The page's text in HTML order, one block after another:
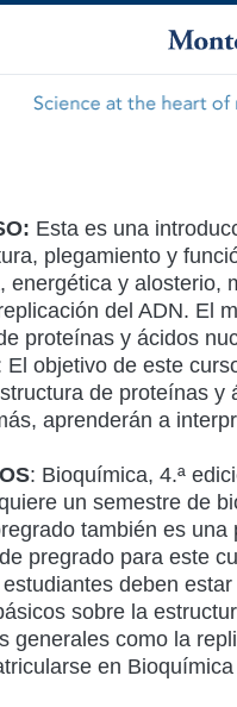
Esta es una
plegamiento y
energética y
del ADN. El
proteínas y ácidos
El objetivo de este
de proteínas
aprenderán a
: Bioquímica, 4.ª
un semestre de
también es
pregrado para este
deben
sobre la
generales como la
en